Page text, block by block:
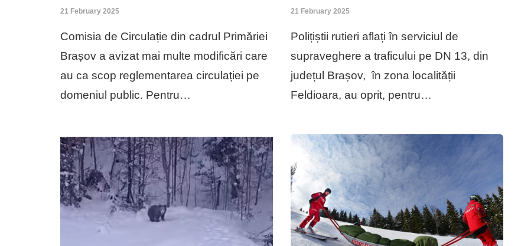
21 February 2025
Comisia de Circulație din cadrul Primăriei
Brașov a avizat mai multe modificări care
au ca scop reglementarea circulației pe
domeniul public. Pentru…
21 February 2025
Polițiștii rutieri aflați în serviciul de
supraveghere a traficului pe DN 13, din
județul Brașov, în zona localității
Feldioara, au oprit, pentru…